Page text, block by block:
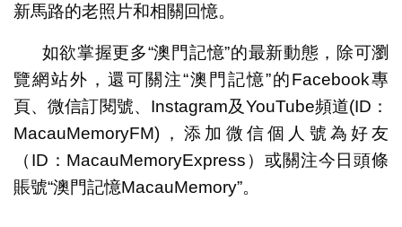
新馬路的老照片和相關回憶。
如欲掌握更多“澳門記憶”的最新動態，除可瀏
覽網站外，還可關注“澳門記憶”的Facebook專
頁、微信訂閱號、Instagram及YouTube頻道(ID：
MacauMemoryFM)，添加微信個人號為好友
（ID：MacauMemoryExpress）或關注今日頭條
賬號“澳門記憶MacauMemory”。